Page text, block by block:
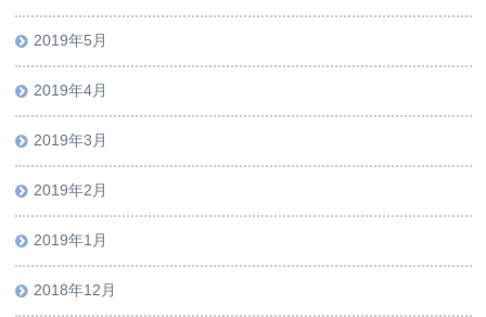
2019年5月
2019年4月
2019年3月
2019年2月
2019年1月
2018年12月